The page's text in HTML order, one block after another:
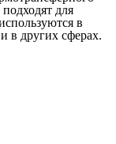
для
в
в других сферах.